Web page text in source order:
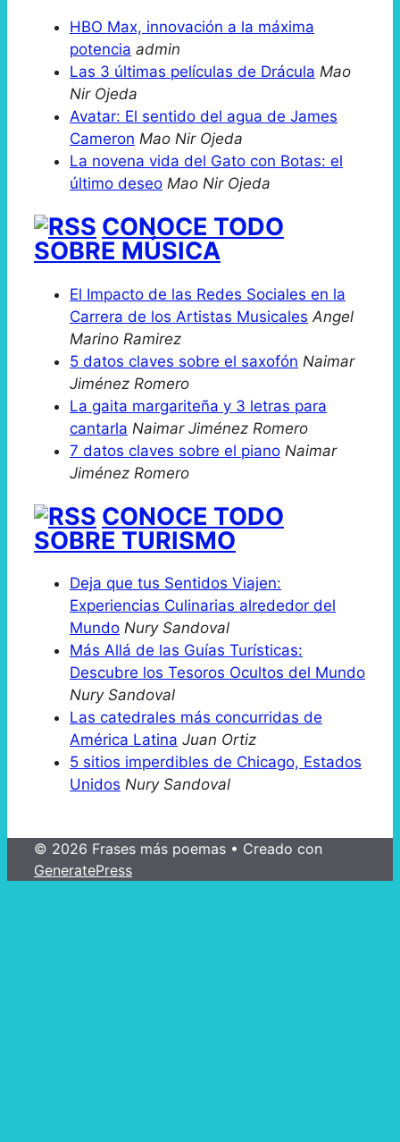
HBO Max, innovación a la máxima
potencia admin
Las 3 últimas películas de Drácula Mao
Nir Ojeda
Avatar: El sentido del agua de James
Cameron Mao Nir Ojeda
La novena vida del Gato con Botas: el
último deseo Mao Nir Ojeda
CONOCE TODO
SOBRE MÚSICA
El Impacto de las Redes Sociales en la
Carrera de los Artistas Musicales Angel
Marino Ramirez
5 datos claves sobre el saxofón Naimar
Jiménez Romero
La gaita margariteña y 3 letras para
cantarla Naimar Jiménez Romero
7 datos claves sobre el piano Naimar
Jiménez Romero
CONOCE TODO
SOBRE TURISMO
Deja que tus Sentidos Viajen:
Experiencias Culinarias alrededor del
Mundo Nury Sandoval
Más Allá de las Guías Turísticas:
Descubre los Tesoros Ocultos del Mundo
Nury Sandoval
Las catedrales más concurridas de
América Latina Juan Ortiz
5 sitios imperdibles de Chicago, Estados
Unidos Nury Sandoval
© 2026 Frases más poemas • Creado con
GeneratePress